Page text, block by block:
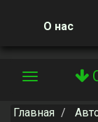
О нас
Главная